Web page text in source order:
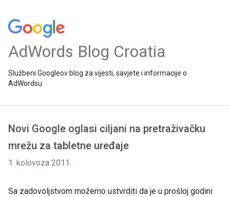
AdWords Blog Croatia
Službeni Googleov blog za vijesti, savjete i informacije o
AdWordsu
Novi Google oglasi ciljani na pretraživačku
mrežu za tabletne uređaje
1. kolovoza 2011.
Sa zadovoljstvom možemo ustvrditi da je u prošloj godini